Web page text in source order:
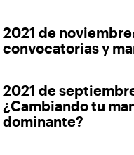
2021 de
convocatorias y
2021 de
¿Cambiando tu
dominante?